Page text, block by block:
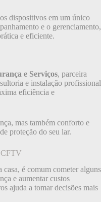
dispositivos em um único
e o gerenciamento,
e eficiente.
e Serviços, parceira
e instalação profissional
eficiência e
mas também conforto e
proteção do seu lar.
CFTV
é comum cometer alguns
e aumentar custos
ajuda a tomar decisões mais